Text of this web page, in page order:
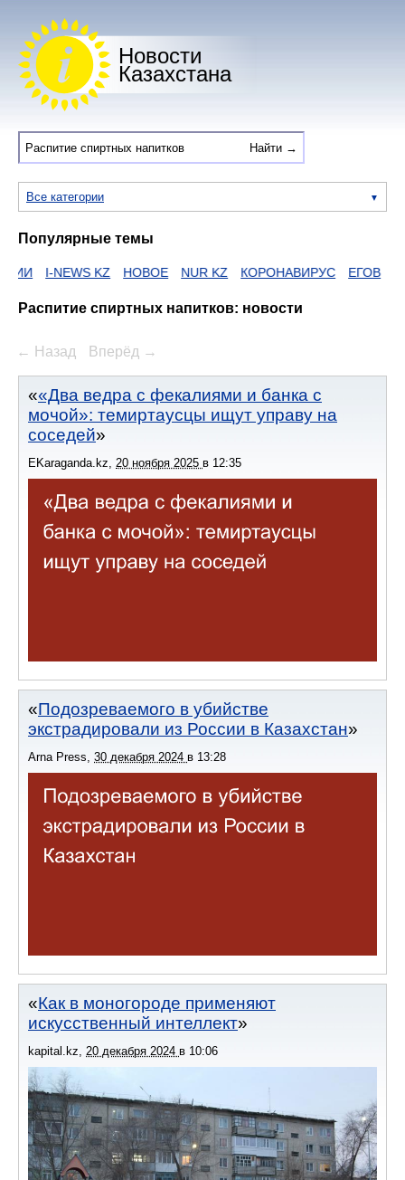
Новости
Казахстана
Все категории
Популярные темы
KZ НОВОЕ NUR KZ КОРОНАВИРУС ЕГОВ ZAKON
Распитие спиртных напитков: новости
← Назад Вперёд →
«Два ведра с фекалиями и банка с
мочой»: темиртаусцы ищут управу на
соседей
EKaraganda.kz, 20 ноября 2025 в 12:35
Подозреваемого в убийстве
экстрадировали из России в Казахстан
Arna Press 30 декабря 2024 в 13:28
Как в моногороде применяют
искусственный интеллект
kapital.kz 20 декабря 2024 в 10:06